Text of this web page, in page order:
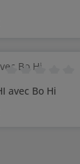
:
Note moyenne
avec Bo Hi
: